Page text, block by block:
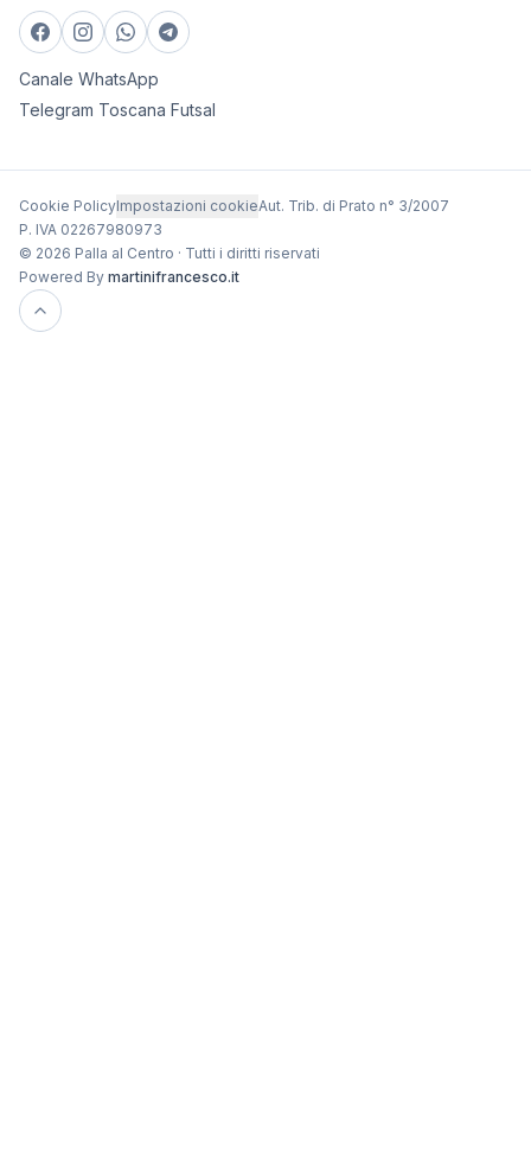
Canale WhatsApp
Telegram Toscana Futsal
Cookie PolicyImpostazioni cookieAut. Trib. di Prato n° 3/2007
P. IVA 02267980973
© 2026 Palla al Centro · Tutti i diritti riservati
Powered By martinifrancesco.it